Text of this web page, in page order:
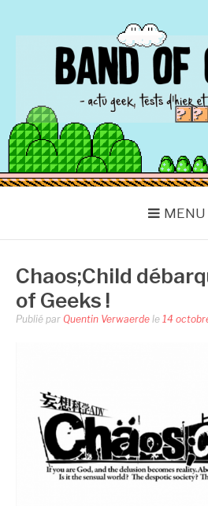
BAND OF
Actu Geek d'hier et d'aujourd'hui
MENU
Chaos;Child
of Geeks !
Publié par Quentin Verwaerde le 14